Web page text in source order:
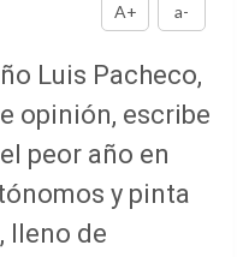
A+
a-
Luis Pacheco,
opinión, escribe
peor año en
y pinta
lleno de